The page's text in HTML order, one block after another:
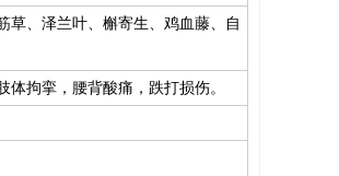
草、泽兰叶、槲寄生、鸡血藤、自
拘挛，腰背酸痛，跌打损伤。